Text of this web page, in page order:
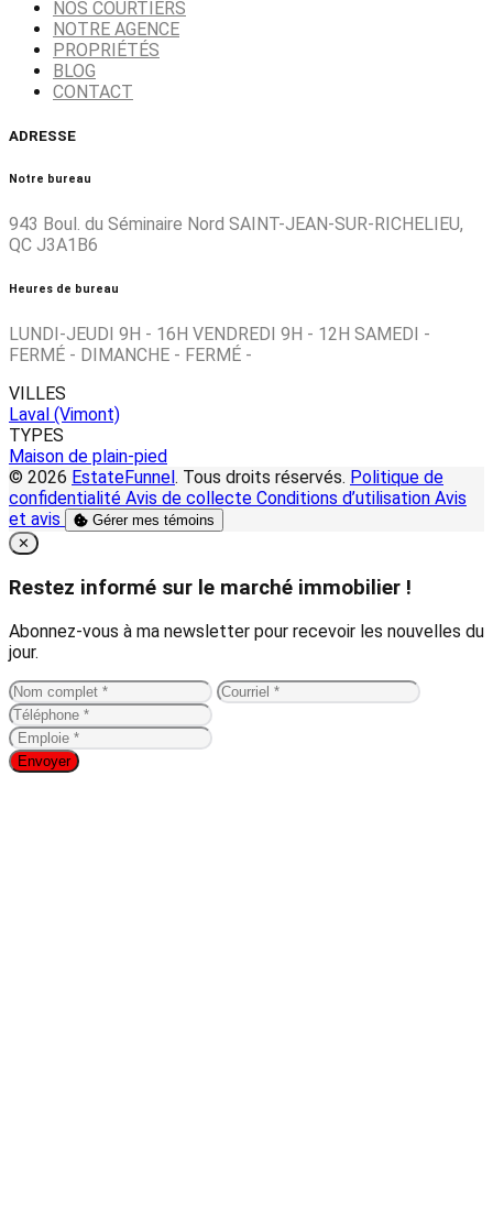
NOS COURTIERS
NOTRE AGENCE
PROPRIÉTÉS
BLOG
CONTACT
ADRESSE
Notre bureau
943 Boul. du Séminaire Nord SAINT-JEAN-SUR-RICHELIEU,
QC J3A1B6
Heures de bureau
LUNDI-JEUDI 9H - 16H VENDREDI 9H - 12H SAMEDI -
FERMÉ - DIMANCHE - FERMÉ -
VILLES
Laval (Vimont)
TYPES
Maison de plain-pied
© 2026 EstateFunnel . Tous droits réservés. Politique de
confidentialité Avis de collecte Conditions d’utilisation Avis
et avis
Gérer mes témoins
Close
✕
Restez informé sur le marché immobilier !
Abonnez-vous à ma newsletter pour recevoir les nouvelles du
jour.
Envoyer